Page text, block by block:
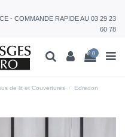
- COMMANDE RAPIDE AU 03 29 23
60 78
0
de lit et Couvertures
Edredon